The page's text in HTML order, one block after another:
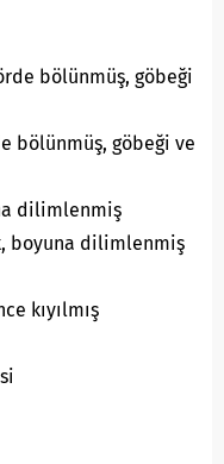
bölünmüş, göbeği
bölünmüş, göbeği ve
dilimlenmiş
boyuna dilimlenmiş
kıyılmış